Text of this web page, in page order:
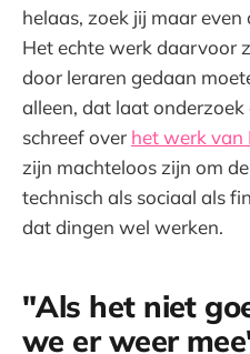
helaas, zoek jij maar
Het echte werk daarvoor
door leraren gedaan
alleen, dat laat
schreef over het werk van
zijn machteloos zijn om
technisch als sociaal als
dat dingen wel werken.
"Als het niet
we er weer